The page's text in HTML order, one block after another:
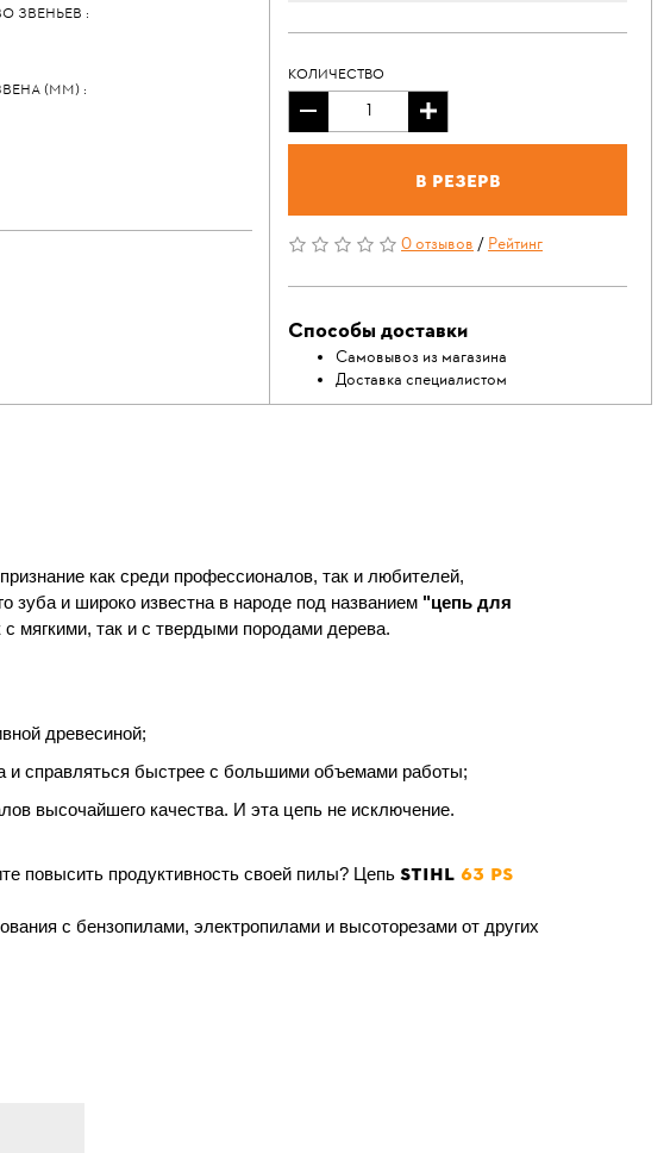
ЗВЕНЬЕВ :
(ММ) :
КОЛИЧЕСТВО
В резерв
0 отзывов/Рейтинг
Способы доставки
Самовывоз из магазина
Доставка специалистом
как среди профессионалов, так и любителей,
зуба и широко известна в народе под названием "цепь для
мягкими, так и с твердыми породами дерева.
древесиной;
и справляться быстрее с большими объемами работы;
высочайшего качества. И эта цепь не исключение.
повысить продуктивность своей пилы? Цепь STIHL 63 PS
с бензопилами, электропилами и высоторезами от других